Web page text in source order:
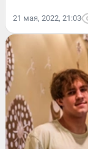
21 мая, 2022, 21:03